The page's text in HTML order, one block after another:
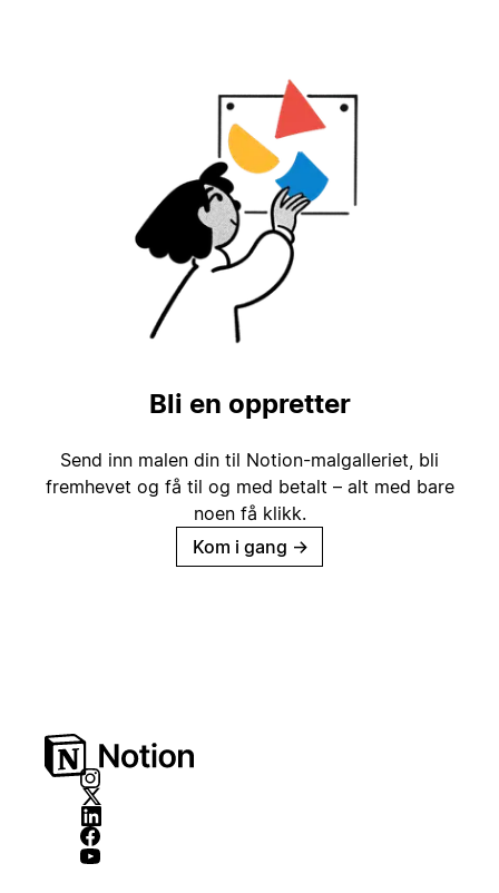
Bli en oppretter
Send inn malen din til Notion-malgalleriet, bli
fremhevet og få til og med betalt – alt med bare
noen få klikk.
Kom i gang →